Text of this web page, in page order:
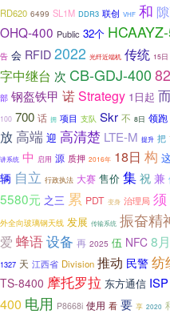
RD620 6499 SL1M DDR3 联创 VHF 和
OHQ-400 Public 32个
告 会 RFID 2022 光纤近端机 传统 15日
字中继台 次 CB-GDJ-400
部 钢盔铁甲 诺Strategy 1日起
100 700 话 拥 项目 支队 Skr 不 8日 领跑
放高端 迎 高清楚 LTE-M 提升 把
讲系统 中 启用 源 质押 2016年 18日 构
辆 自立 行政执法 大赛 售价 集 祝 兼
5580元 之三 累 PDT 变身 治理局 须
外全向玻璃钢天线 发展 传输系统 振奋精
爱 蜂语设备 再 2025 伍 NFC 8月
1327 天 江西省 Division 推动 民警 纺
TS-8400 摩托罗拉 东方通信 ISP
400 电用 P8668i 使用 看 要 享 2020